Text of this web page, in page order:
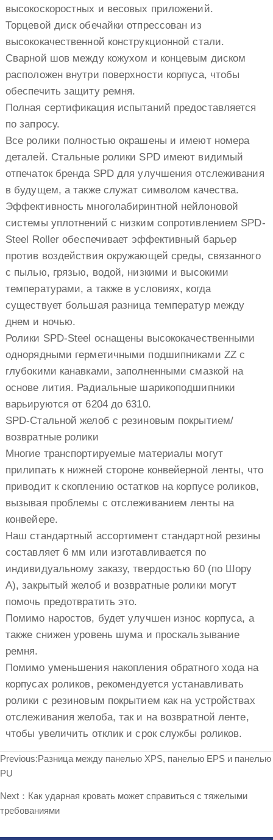
высокоскоростных и весовых приложений.
Торцевой диск обечайки отпрессован из
высококачественной конструкционной стали.
Сварной шов между кожухом и концевым диском
расположен внутри поверхности корпуса, чтобы
обеспечить защиту ремня.
Полная сертификация испытаний предоставляется
по запросу.
Все ролики полностью окрашены и имеют номера
деталей. Стальные ролики SPD имеют видимый
отпечаток бренда SPD для улучшения отслеживания
в будущем, а также служат символом качества.
Эффективность многолабиринтной нейлоновой
системы уплотнений с низким сопротивлением SPD-
Steel Roller обеспечивает эффективный барьер
против воздействия окружающей среды, связанного
с пылью, грязью, водой, низкими и высокими
температурами, а также в условиях, когда
существует большая разница температур между
днем и ночью.
Ролики SPD-Steel оснащены высококачественными
однорядными герметичными подшипниками ZZ с
глубокими канавками, заполненными смазкой на
основе лития. Радиальные шарикоподшипники
варьируются от 6204 до 6310.
SPD-Стальной желоб с резиновым покрытием/
возвратные ролики
Многие транспортируемые материалы могут
прилипать к нижней стороне конвейерной ленты, что
приводит к скоплению остатков на корпусе роликов,
вызывая проблемы с отслеживанием ленты на
конвейере.
Наш стандартный ассортимент стандартной резины
составляет 6 мм или изготавливается по
индивидуальному заказу, твердостью 60 (по Шору
А), закрытый желоб и возвратные ролики могут
помочь предотвратить это.
Помимо наростов, будет улучшен износ корпуса, а
также снижен уровень шума и проскальзывание
ремня.
Помимо уменьшения накопления обратного хода на
корпусах роликов, рекомендуется устанавливать
ролики с резиновым покрытием как на устройствах
отслеживания желоба, так и на возвратной ленте,
чтобы увеличить отклик и срок службы роликов.
Previous:Разница между панелью XPS, панелью EPS и панелью
PU
Next： Как ударная кровать может справиться с тяжелыми
требованиями